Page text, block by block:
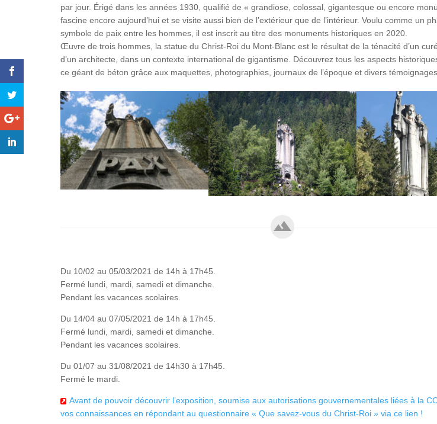
par jour. Érigé dans les années 1930, qualifié de « grandiose, colossal, gigantesque ou encore
fascine encore aujourd’hui et se visite aussi bien de l’extérieur que de l’intérieur. Voulu comme un
symbole de paix entre les hommes, il est inscrit au titre des monuments historiques en 2020.
Œuvre de trois hommes, la statue du Christ-Roi du Mont-Blanc est le résultat de la ténacité d’un
d’un architecte, dans un contexte international de gigantisme. Découvrez tous les aspects
ce géant de béton grâce aux maquettes, photographies, journaux de l’époque et divers témoignages.
Du 10/02 au 05/03/2021 de 14h à 17h45.
Fermé lundi, mardi, samedi et dimanche.
Pendant les vacances scolaires.
Du 14/04 au 07/05/2021 de 14h à 17h45.
Fermé lundi, mardi, samedi et dimanche.
Pendant les vacances scolaires.
Du 01/07 au 31/08/2021 de 14h30 à 17h45.
Fermé le mardi.
Avant de pouvoir découvrir l’exposition, soumise aux autorisations gouvernementales liées à la
vos connaissances en répondant au questionnaire « Que savez-vous du Christ-Roi » via ce lien !